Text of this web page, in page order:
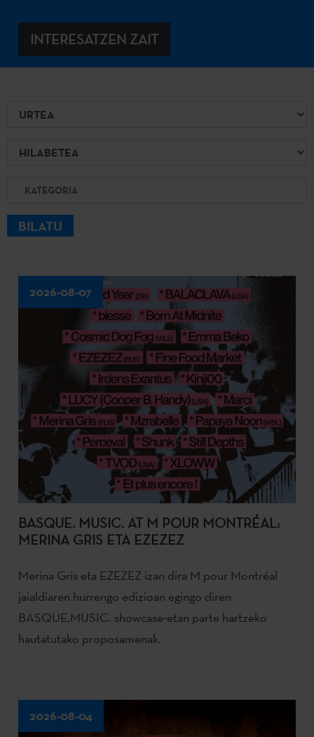
INTERESATZEN ZAIT
Urtea
Hilabetea
Kategoria
BILATU
2026-08-07
BASQUE. MUSIC. AT M POUR MONTRÉAL:
MERINA GRIS ETA EZEZEZ
Merina Gris eta EZEZEZ izan dira M pour Montréal
jaialdiaren hurrengo edizioan egingo diren
BASQUE.MUSIC. showcase-etan parte hartzeko
hautatutako proposamenak.
2026-08-04